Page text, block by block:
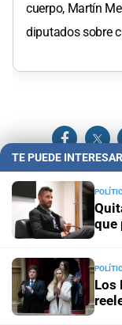
cuerpo, Martín
diputados sobre
Sobre el Autor
César
Ver Perfil
TE PUEDE INTERESAR
que
Los